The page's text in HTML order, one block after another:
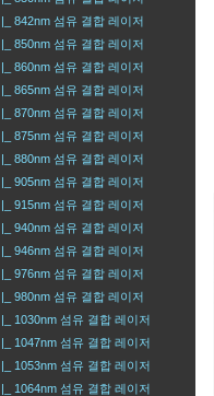
|_ 842nm 섬유 결합 레이저
|_ 850nm 섬유 결합 레이저
|_ 860nm 섬유 결합 레이저
|_ 865nm 섬유 결합 레이저
|_ 870nm 섬유 결합 레이저
|_ 875nm 섬유 결합 레이저
|_ 880nm 섬유 결합 레이저
|_ 905nm 섬유 결합 레이저
|_ 915nm 섬유 결합 레이저
|_ 940nm 섬유 결합 레이저
|_ 946nm 섬유 결합 레이저
|_ 976nm 섬유 결합 레이저
|_ 980nm 섬유 결합 레이저
|_ 1030nm 섬유 결합 레이저
|_ 1047nm 섬유 결합 레이저
|_ 1053nm 섬유 결합 레이저
|_ 1064nm 섬유 결합 레이저